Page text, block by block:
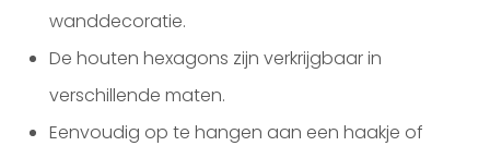
wanddecoratie.
De houten hexagons zijn verkrijgbaar in
verschillende maten.
Eenvoudig op te hangen aan een haakje of